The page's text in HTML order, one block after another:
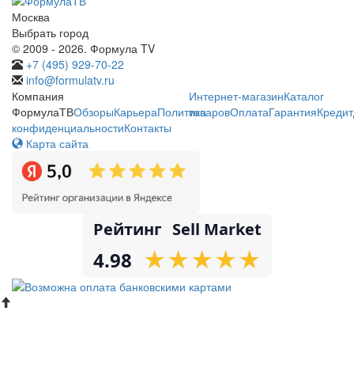
Москва
Выбрать город
© 2009 - 2026. Формула TV
+7 (495) 929-70-22
info@formulatv.ru
Компания
ФормулаТВОбзорыКарьераПолитика
конфиденциальностиКонтакты
Интернет-магазинКаталог
товаровОплатаГарантияКредит
Карта сайта
Рейтинг Sell Market
4.98 ★
★★
★★
★★
★★
★